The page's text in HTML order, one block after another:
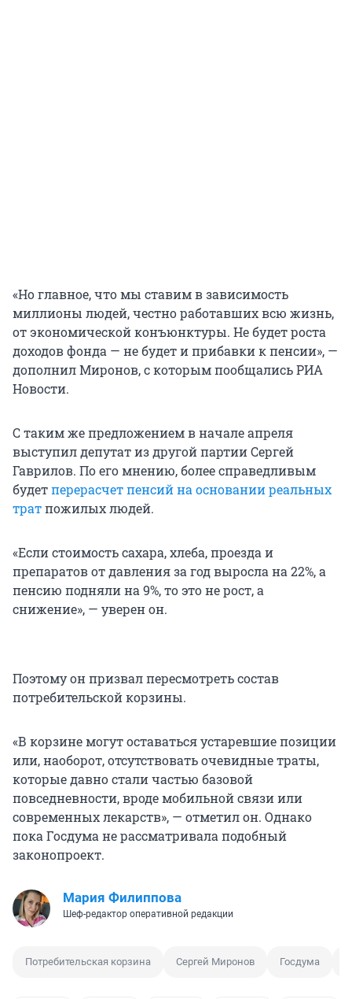
«Но главное, что мы ставим в зависимость
миллионы людей, честно работавших всю жизнь,
от экономической конъюнктуры. Не будет роста
доходов фонда — не будет и прибавки к пенсии», —
дополнил Миронов, с которым пообщались РИА
Новости.
С таким же предложением в начале апреля
выступил депутат из другой партии Сергей
Гаврилов. По его мнению, более справедливым
будетперерасчет пенсий на основании реальных
тратпожилых людей.
«Если стоимость сахара, хлеба, проезда и
препаратов от давления за год выросла на 22%, а
пенсию подняли на 9%, то это не рост, а
снижение», — уверен он.
Поэтому он призвал пересмотреть состав
потребительской корзины.
«В корзине могут оставаться устаревшие позиции
или, наоборот, отсутствовать очевидные траты,
которые давно стали частью базовой
повседневности, вроде мобильной связи или
современных лекарств», — отметил он. Однако
пока Госдума не рассматривала подобный
законопроект.
Мария Филиппова
Шеф-редактор оперативной редакции
Потребительская корзина Сергей Миронов Госдума